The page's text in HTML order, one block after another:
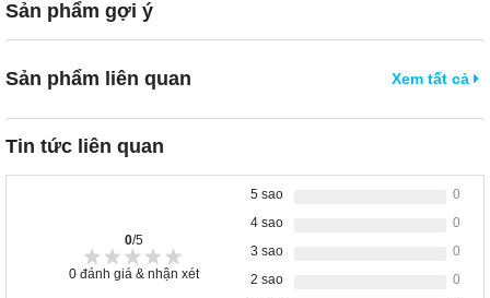
Sản phẩm gợi ý
Sản phẩm liên quan Xem tất cả
Tin tức liên quan
0/5
0 đánh giá & nhận xét
5 sao
0
4 sao
0
3 sao
0
2 sao
0